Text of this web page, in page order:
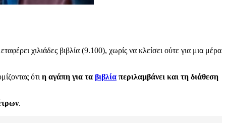
χιλιάδες βιβλία (9.100), χωρίς να κλείσει ούτε για μια μέρα
ότι η αγάπη για τα βιβλία περιλαμβάνει και τη διάθεση
.